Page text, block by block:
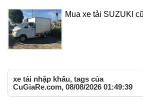
Mua xe tải SUZUKI
xe tải nhập khẩu, tags của
CuGiaRe.com, 08/08/2026 01:49:39